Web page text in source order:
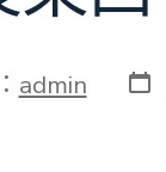
admin 發
表